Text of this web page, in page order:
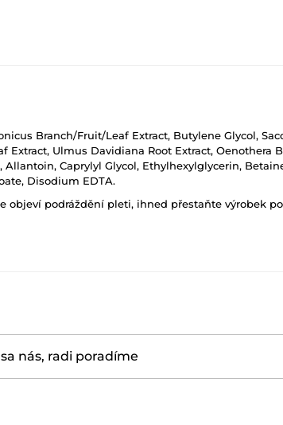
Branch/Fruit/Leaf Extract, Butylene Glycol,
Ulmus Davidiana Root Extract, Oenothera
Caprylyl Glycol, Ethylhexylglycerin,
Disodium EDTA.
objeví podráždění pleti, ihned přestaňte výrobek
nás, radi poradíme